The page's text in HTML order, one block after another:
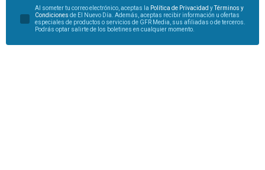
Al someter tu correo electrónico, aceptas la Política de Privacidad y
Términos y
Condiciones de El Nuevo Día. Además, aceptas recibir información u ofertas
especiales de productos o servicios de GFR Media, sus afiliadas o de terceros.
Podrás optar salirte de los boletines en cualquier momento.